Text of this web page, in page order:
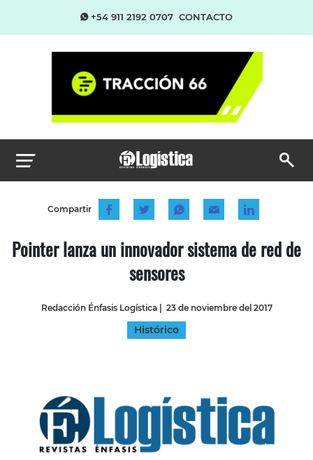
+54 911 2192 0707 CONTACTO
Compartir
Pointer lanza un innovador sistema de red de
sensores
Redacción Énfasis Logística| 23 de noviembre del 2017
Histórico